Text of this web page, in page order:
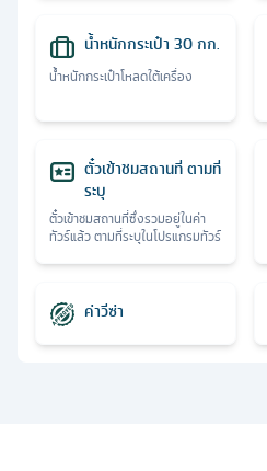
น้ำหนักกระเป๋า 30 กก.
น้ำหนักกระเป๋าโหลดใต้เครื่อง
ตั๋วเข้าชมสถานที่ ตามที่
ระบุ
ตั๋วเข้าชมสถานที่ซึ่งรวมอยู่ในค่า
ทัวร์แล้ว ตามที่ระบุในโปรแกรมทัวร์
ค่าวีซ่า